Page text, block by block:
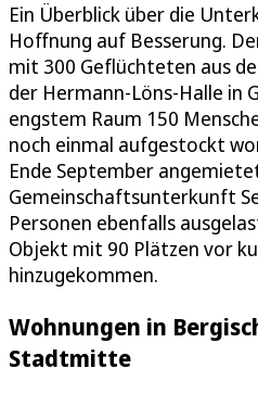
Ein Überblick über die
Hoffnung auf Besserung.
mit 300 Geflüchteten aus
der Hermann-Löns-Halle in
engstem Raum 150
noch einmal aufgestockt
Ende September
Gemeinschaftsunterkunft
Personen ebenfalls
Objekt mit 90 Plätzen vor
hinzugekommen.
Wohnungen in
Stadtmitte